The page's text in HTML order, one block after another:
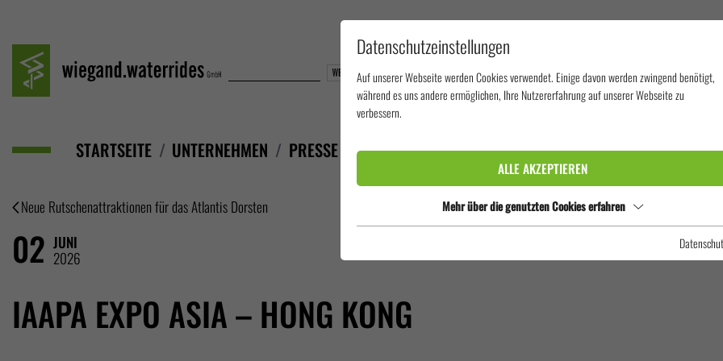
STARTSEITE UNTERNEHMEN PRESSE IAAPA EXPO ASIA – HONG KONG
Neue Rutschenattraktionen für das Atlantis Dorsten
02 JUNI
2026
IAAPA EXPO ASIA – HONG KONG
Datenschutzeinstellungen
Auf unserer Webseite werden Cookies verwendet. Einige davon werden zwingend benötigt,
während es uns andere ermöglichen, Ihre Nutzererfahrung auf unserer Webseite zu
verbessern.
ALLE AKZEPTIEREN
Mehr über die genutzten Cookies erfahren